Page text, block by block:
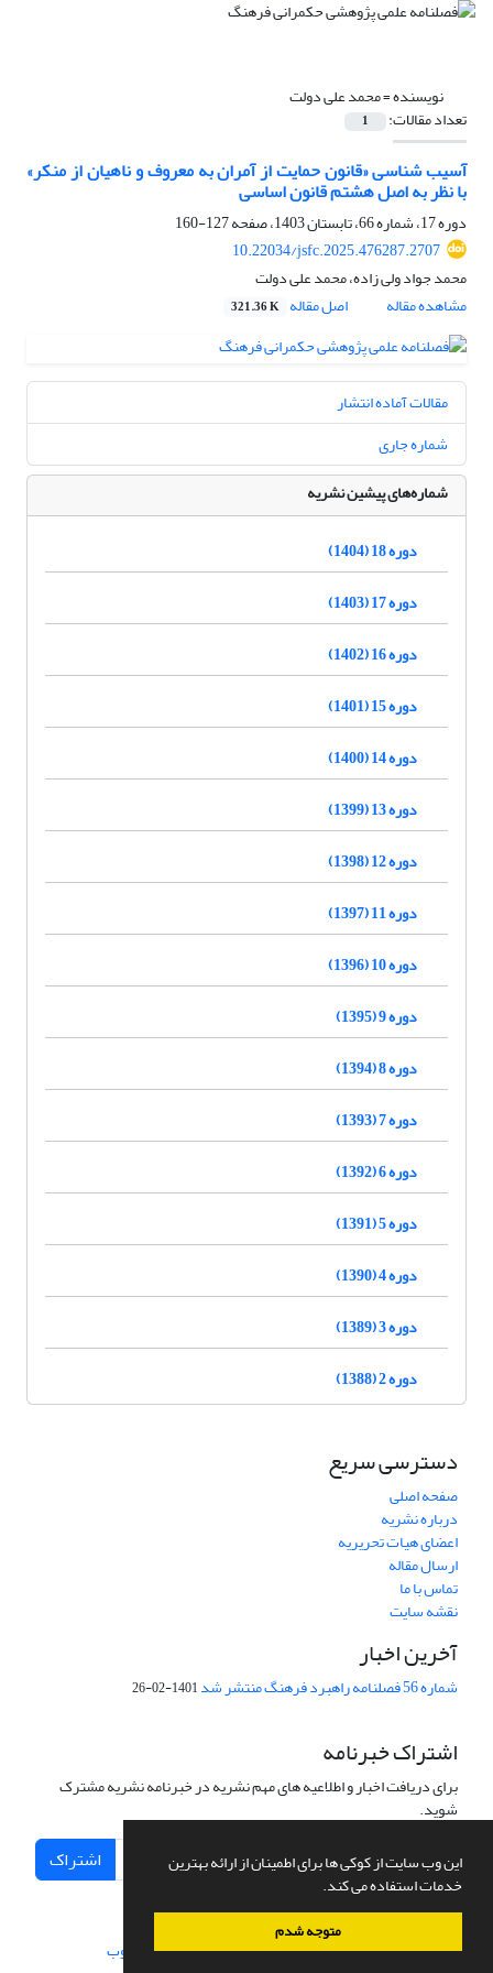
این وب سایت از کوکی ها برای اطمینان از ارائه بهترین
خدمات استفاده می کند.
متوجه شدم
نویسنده =محمد علی دولت
تعداد مقالات: 1
آسیب شناسی «قانون حمایت از آمران به معروف و ناهیان از منکر»
با نظر به اصل هشتم قانون اساسی
دوره 17، شماره 66، تابستان 1403، صفحه
127-160
10.22034/jsfc.2025.476287.2707
محمد جواد ولی زاده، محمد علی دولت
مشاهده مقاله
اصل مقاله 321.36 K
مقالات آماده انتشار
شماره جاری
شماره‌های پیشین نشریه
دوره 18 (1404)
دوره 17 (1403)
دوره 16 (1402)
دوره 15 (1401)
دوره 14 (1400)
دوره 13 (1399)
دوره 12 (1398)
دوره 11 (1397)
دوره 10 (1396)
دوره 9 (1395)
دوره 8 (1394)
دوره 7 (1393)
دوره 6 (1392)
دوره 5 (1391)
دوره 4 (1390)
دوره 3 (1389)
دوره 2 (1388)
دسترسی سریع
صفحه اصلی
درباره نشریه
اعضای هیات تحریریه
ارسال مقاله
تماس با ما
نقشه سایت
آخرین اخبار
شماره 56 فصلنامه راهبرد فرهنگ منتشر شد 1401-02-26
اشتراک خبرنامه
برای دریافت اخبار و اطلاعیه های مهم نشریه در خبرنامه نشریه مشترک
شوید.
اشتراک
سامانه مدیریت نشریات علمی.طراحی و پیاده سازی از سیناوب